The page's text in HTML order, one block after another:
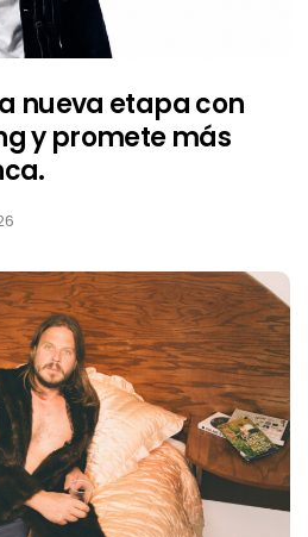
nueva etapa con
y promete más